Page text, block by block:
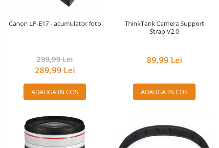
Canon LP-E17 - acumulator foto
299,99 Lei
289,99 Lei
ADAUGA IN COS
ThinkTank Camera Support
Strap V2.0
89,99 Lei
ADAUGA IN COS